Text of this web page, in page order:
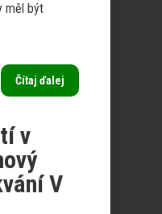
měl být
Čítaj ďalej
v
V